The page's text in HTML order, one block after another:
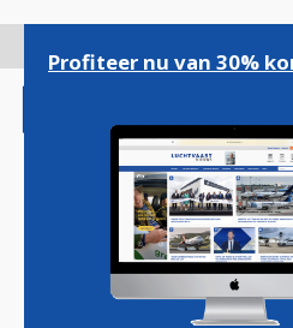
gaan
Magazine
Profiteer nu van 30%